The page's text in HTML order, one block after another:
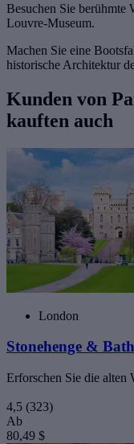
Besuchen Sie berühmte
Louvre-Museum.
Machen Sie eine
historische Architektur
Kunden von
kauften auch
London
Stonehenge &
Erforschen Sie die alten
4,5 (323)
Ab
80,49 $